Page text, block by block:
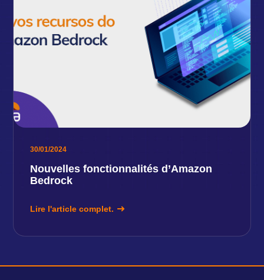
30/01/2024
Nouvelles fonctionnalités d’Amazon
Bedrock
Lire l'article complet.